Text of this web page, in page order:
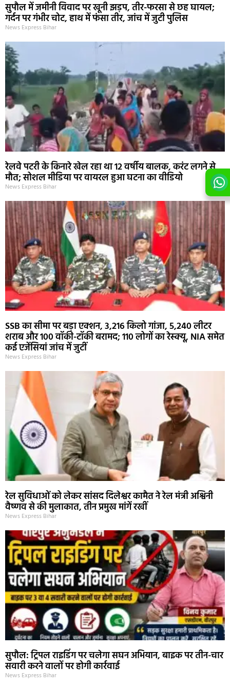
सुपौल में जमीनी विवाद पर खूनी झड़प, तीर-फरसा से छह घायल;
गर्दन पर गंभीर चोट, हाथ में फंसा तीर, जांच में जुटी पुलिस
News Express Bihar
रेलवे पटरी के किनारे खेल रहा था 12 वर्षीय बालक, करंट लगने से
मौत; सोशल मीडिया पर वायरल हुआ घटना का वीडियो
News Express Bihar
SSB का सीमा पर बड़ा एक्शन, 3,216 किलो गांजा, 5,240 लीटर
शराब और 100 वॉकी-टॉकी बरामद; 110 लोगों का रेस्क्यू, NIA समेत
कई एजेंसियां जांच में जुटीं
News Express Bihar
रेल सुविधाओं को लेकर सांसद दिलेश्वर कामैत ने रेल मंत्री अश्विनी
वैष्णव से की मुलाकात, तीन प्रमुख मांगें रखीं
News Express Bihar
सुपौल: ट्रिपल राइडिंग पर चलेगा सघन अभियान, बाइक पर तीन-चार
सवारी करने वालों पर होगी कार्रवाई
News Express Bihar